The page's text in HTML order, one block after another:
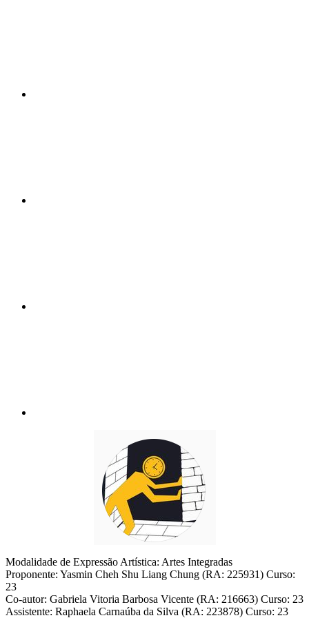
Modalidade de Expressão Artística: Artes Integradas
Proponente: Yasmin Cheh Shu Liang Chung (RA: 225931) Curso:
23
Co-autor: Gabriela Vitoria Barbosa Vicente (RA: 216663) Curso: 23
Assistente: Raphaela Carnaúba da Silva (RA: 223878) Curso: 23